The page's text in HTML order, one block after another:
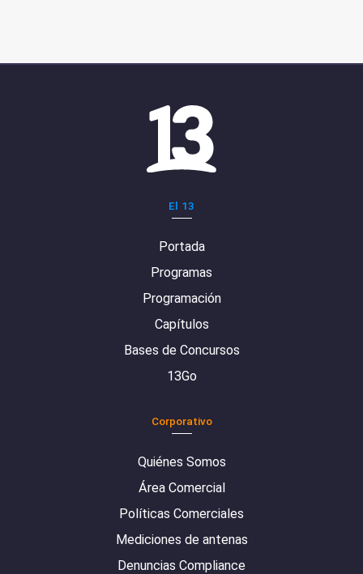
El 13
Portada
Programas
Programación
Capítulos
Bases de Concursos
13Go
Corporativo
Quiénes Somos
Área Comercial
Políticas Comerciales
Mediciones de antenas
Denuncias Compliance